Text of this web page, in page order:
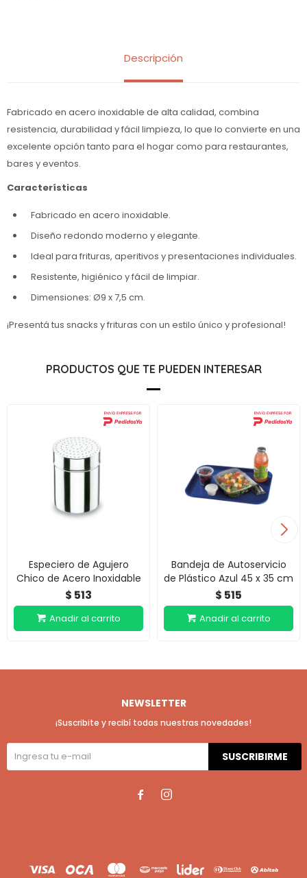
Descripción
Fabricado en acero inoxidable de alta calidad, combina
resistencia, durabilidad y fácil limpieza, lo que lo convierte en una
excelente opción tanto para el hogar como para restaurantes,
bares y eventos.
Características
Fabricado en acero inoxidable.
Diseño redondo moderno y elegante.
Ideal para frituras, aperitivos y presentaciones individuales.
Resistente, higiénico y fácil de limpiar.
Dimensiones: Ø9 x 7,5 cm.
¡Presentá tus snacks y frituras con un estilo único y profesional!
PRODUCTOS QUE TE PUEDEN INTERESAR
Especiero de Agujero
Chico de Acero Inoxidable
$ 513
Bandeja de Autoservicio
de Plástico Azul 45 x 35 cm
$ 515
NEWSLETTER
¡Suscribite y recibí todas nuestras novedades!
SUSCRIBIRME
 